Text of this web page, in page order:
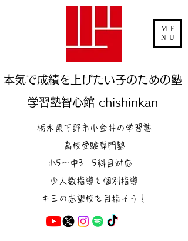
本気で成績を上げたい子のための塾
学習塾智心館 chishinkan
ME
NU
栃木県下野市小金井の学習塾
高校受験専門塾
小5～中3 5科目対応
少人数指導と個別指導
キミの志望校を目指そう！